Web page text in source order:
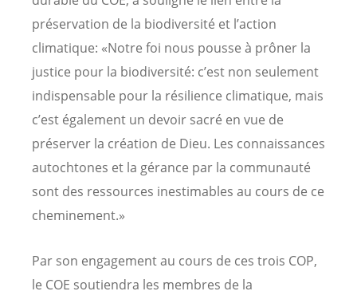
préservation de la biodiversité et l’action
climatique: «Notre foi nous pousse à prôner la
justice pour la biodiversité: c’est non seulement
indispensable pour la résilience climatique, mais
c’est également un devoir sacré en vue de
préserver la création de Dieu. Les connaissances
autochtones et la gérance par la communauté
sont des ressources inestimables au cours de ce
cheminement.»
Par son engagement au cours de ces trois COP,
le COE soutiendra les membres de la